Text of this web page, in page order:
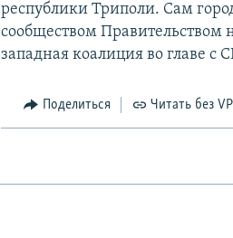
республики Триполи. Сам
сообществом Правительством
западная коалиция во главе
Поделиться Читать без